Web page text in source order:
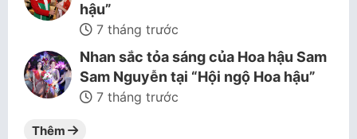
hậu”
7 tháng trước
Nhan sắc tỏa sáng của Hoa hậu Sam
Sam Nguyễn tại “Hội ngộ Hoa hậu”
7 tháng trước
Thêm